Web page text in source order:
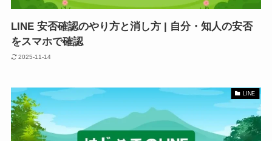
LINE 安否確認のやり方と消し方 | 自分・知人の安否
をスマホで確認
2025-11-14
LINE